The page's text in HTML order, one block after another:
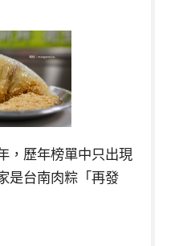
，歷年榜單中只出現
是台南肉粽「再發